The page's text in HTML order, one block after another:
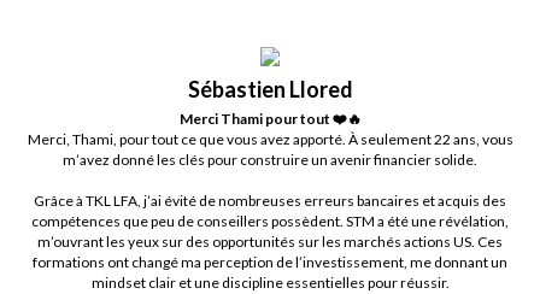
Sébastien Llored
Merci Thami pour tout ❤️🔥
Merci, Thami, pour tout ce que vous avez apporté. À seulement 22 ans, vous
m’avez donné les clés pour construire un avenir financier solide.
Grâce à TKL LFA, j’ai évité de nombreuses erreurs bancaires et acquis des
compétences que peu de conseillers possèdent. STM a été une révélation,
m’ouvrant les yeux sur des opportunités sur les marchés actions US. Ces
formations ont changé ma perception de l’investissement, me donnant un
mindset clair et une discipline essentielles pour réussir.